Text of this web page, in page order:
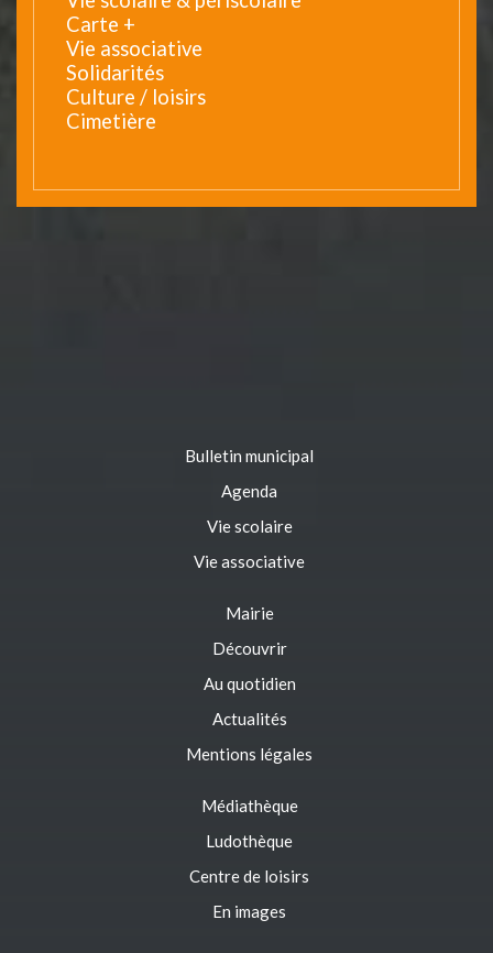
Carte +
Vie associative
Solidarités
Culture / loisirs
Cimetière
Bulletin municipal
Agenda
Vie scolaire
Vie associative
Mairie
Découvrir
Au quotidien
Actualités
Mentions légales
Médiathèque
Ludothèque
Centre de loisirs
En images